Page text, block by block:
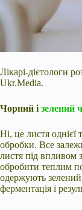
Лікарі-дієтологи
Ukr.Media.
Чорний і зелений
Ні, це листя однієї
обробки. Все
листя під впливом
обробити теплим
одержують зелений
ферментація і